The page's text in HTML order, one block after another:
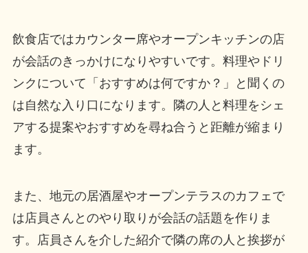
飲食店ではカウンター席やオープンキッチンの店
が会話のきっかけになりやすいです。料理やドリ
ンクについて「おすすめは何ですか？」と聞くの
は自然な入り口になります。隣の人と料理をシェ
アする提案やおすすめを尋ね合うと距離が縮まり
ます。
また、地元の居酒屋やオープンテラスのカフェで
は店員さんとのやり取りが会話の話題を作りま
す。店員さんを介した紹介で隣の席の人と挨拶が